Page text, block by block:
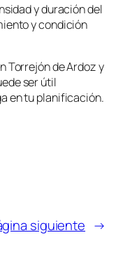
y duración del
y condición
Torrejón de Ardoz y
ser útil
en tu planificación.
siguiente →